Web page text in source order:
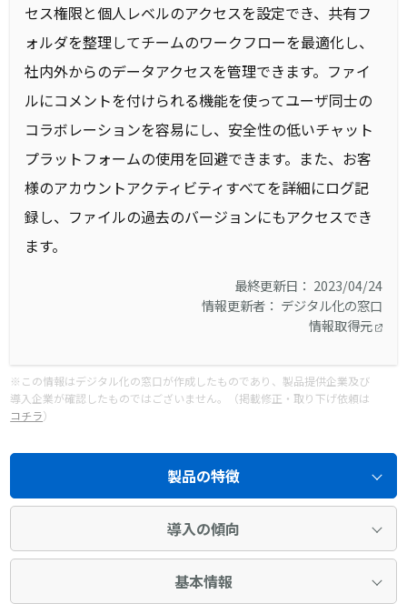
セス権限と個人レベルのアクセスを設定でき、共有フ
ォルダを整理してチームのワークフローを最適化し、
社内外からのデータアクセスを管理できます。ファイ
ルにコメントを付けられる機能を使ってユーザ同士の
コラボレーションを容易にし、安全性の低いチャット
プラットフォームの使用を回避できます。また、お客
様のアカウントアクティビティすべてを詳細にログ記
録し、ファイルの過去のバージョンにもアクセスでき
ます。
最終更新日： 2023/04/24
情報更新者： デジタル化の窓口
情報取得元
※この情報はデジタル化の窓口が作成したものであり、製品提供企業及び
導入企業が確認したものではございません。（掲載修正・取り下げ依頼は
コチラ）
製品の特徴
導入の傾向
基本情報